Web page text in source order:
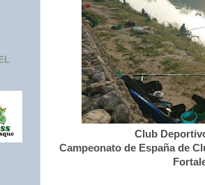
Club
Campeonato de España de